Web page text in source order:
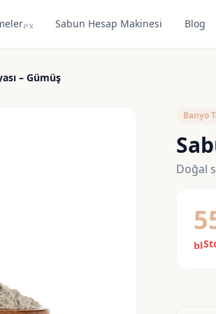
expand_moreSabun Hesap Makinesi Blog
– Gümüş
Banyo
Doğal